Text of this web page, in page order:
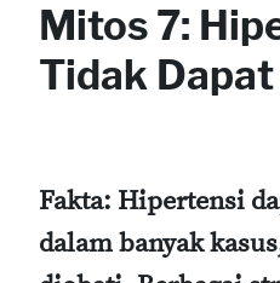
Mitos 7:
Tidak
Fakta: Hipertensi
dalam banyak